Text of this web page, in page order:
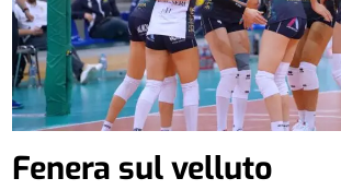
Fenera sul velluto